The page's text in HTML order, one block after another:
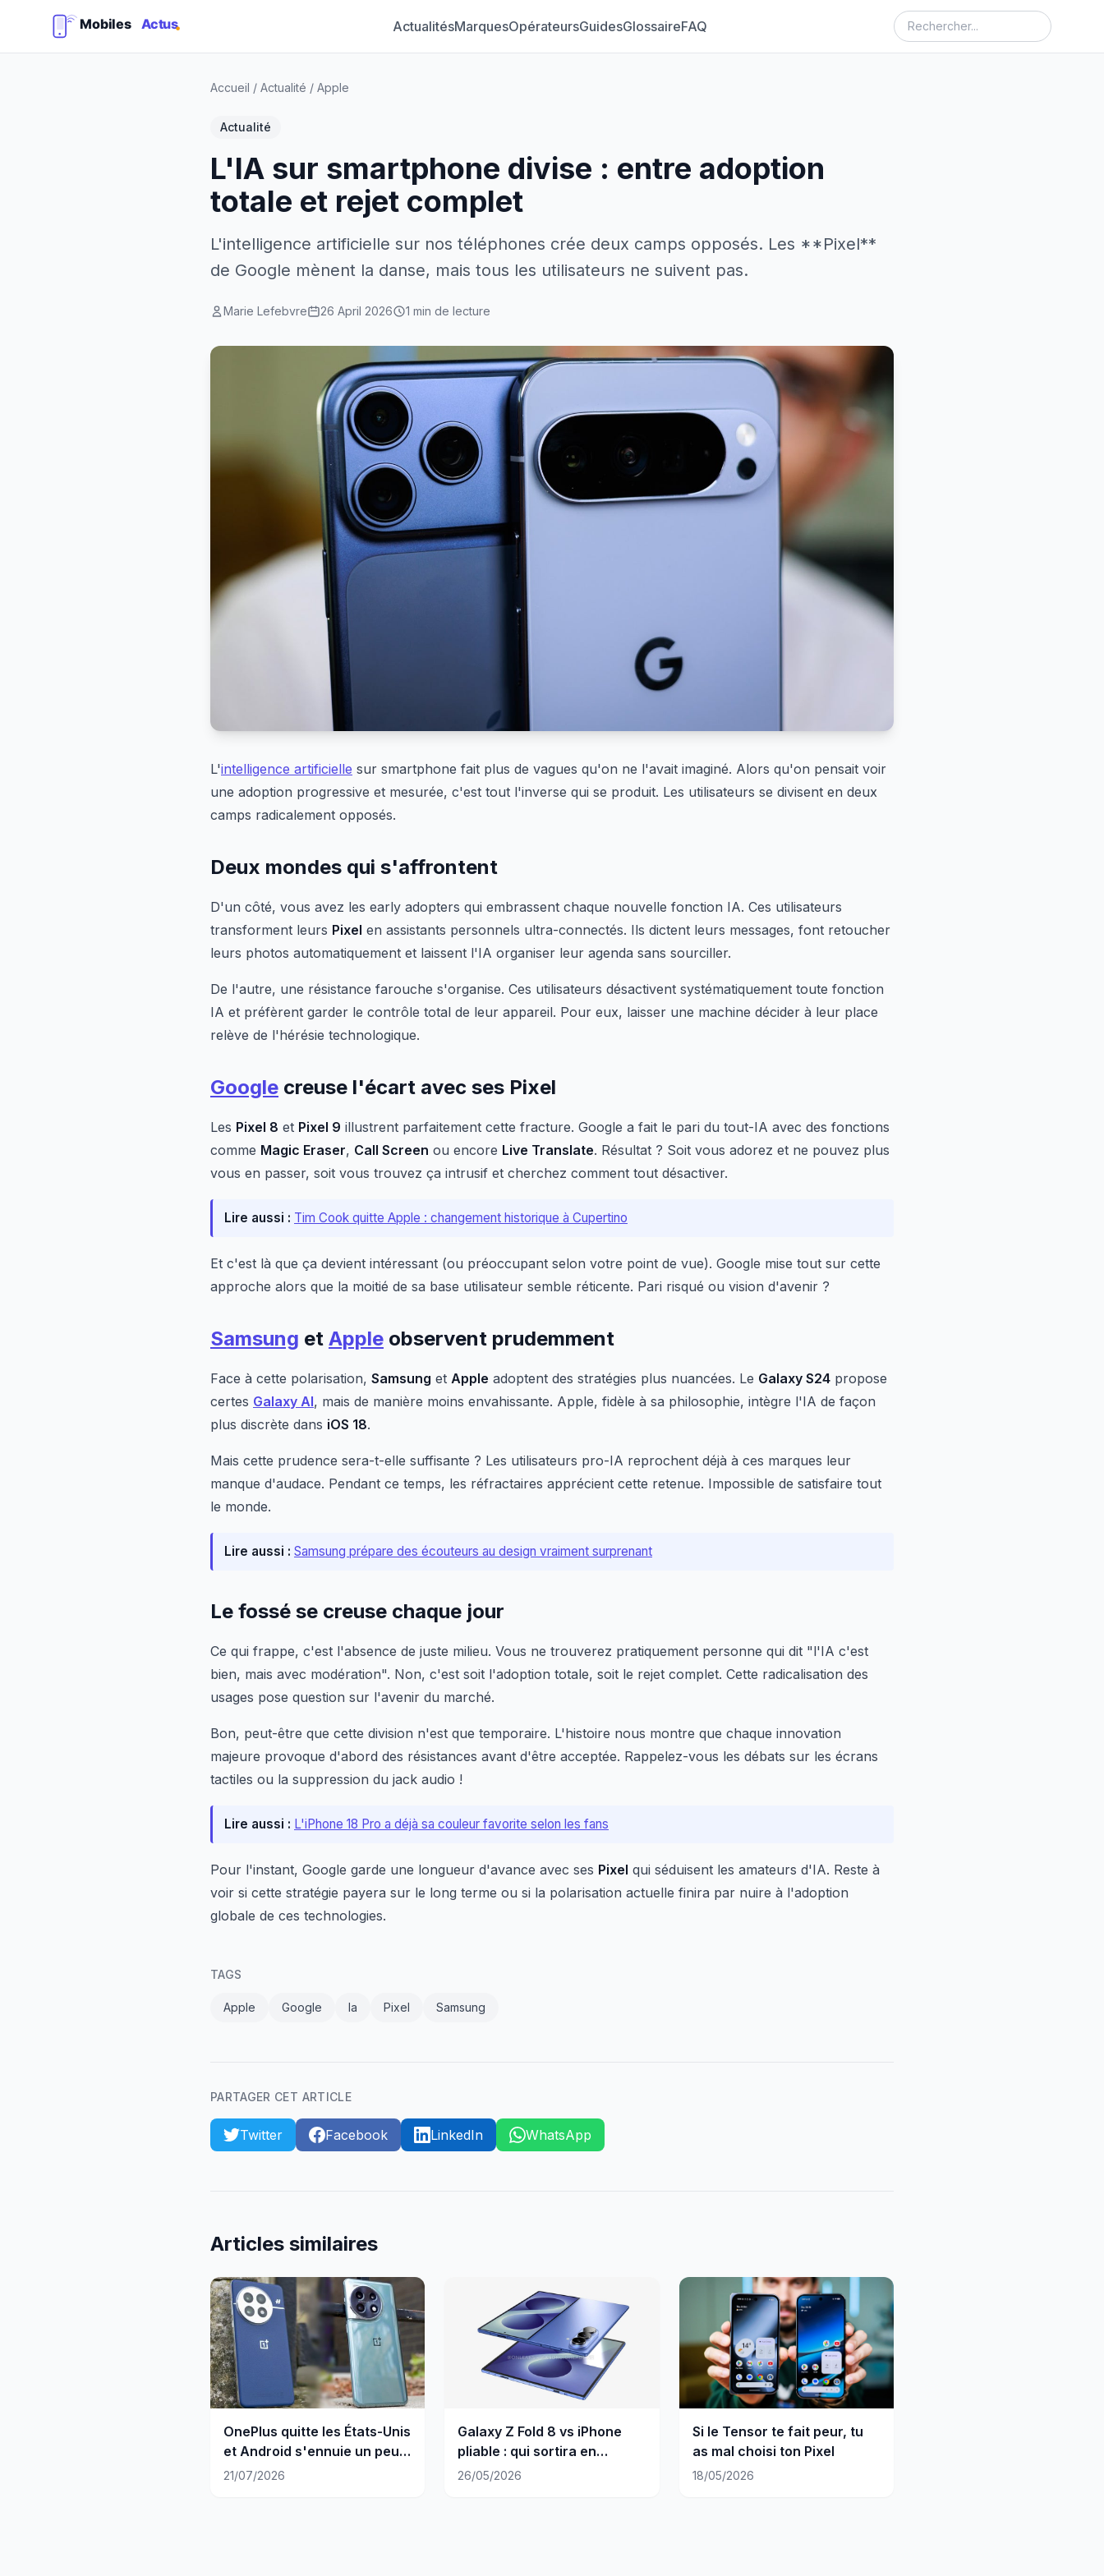
ActualitésMarquesOpérateursGuidesGlossaireFAQ
Accueil / Actualité / Apple
Actualité
L'IA sur smartphone divise : entre adoption
totale et rejet complet
L'intelligence artificielle sur nos téléphones crée deux camps opposés. Les **Pixel**
de Google mènent la danse, mais tous les utilisateurs ne suivent pas.
Marie Lefebvre 26 April 2026 1 min de lecture
L'intelligence artificielle sur smartphone fait plus de vagues qu'on ne l'avait imaginé. Alors qu'on pensait voir
une adoption progressive et mesurée, c'est tout l'inverse qui se produit. Les utilisateurs se divisent en deux
camps radicalement opposés.
Deux mondes qui s'affrontent
D'un côté, vous avez les early adopters qui embrassent chaque nouvelle fonction IA. Ces utilisateurs
transforment leurs Pixel en assistants personnels ultra-connectés. Ils dictent leurs messages, font retoucher
leurs photos automatiquement et laissent l'IA organiser leur agenda sans sourciller.
De l'autre, une résistance farouche s'organise. Ces utilisateurs désactivent systématiquement toute fonction
IA et préfèrent garder le contrôle total de leur appareil. Pour eux, laisser une machine décider à leur place
relève de l'hérésie technologique.
Google creuse l'écart avec ses Pixel
Les Pixel 8 et Pixel 9 illustrent parfaitement cette fracture. Google a fait le pari du tout-IA avec des fonctions
comme Magic Eraser, Call Screen ou encore Live Translate. Résultat ? Soit vous adorez et ne pouvez plus
vous en passer, soit vous trouvez ça intrusif et cherchez comment tout désactiver.
Lire aussi : Tim Cook quitte Apple : changement historique à Cupertino
Et c'est là que ça devient intéressant (ou préoccupant selon votre point de vue). Google mise tout sur cette
approche alors que la moitié de sa base utilisateur semble réticente. Pari risqué ou vision d'avenir ?
Samsung et Apple observent prudemment
Face à cette polarisation, Samsung et Apple adoptent des stratégies plus nuancées. Le Galaxy S24 propose
certes Galaxy AI, mais de manière moins envahissante. Apple, fidèle à sa philosophie, intègre l'IA de façon
plus discrète dans iOS 18.
Mais cette prudence sera-t-elle suffisante ? Les utilisateurs pro-IA reprochent déjà à ces marques leur
manque d'audace. Pendant ce temps, les réfractaires apprécient cette retenue. Impossible de satisfaire tout
le monde.
Lire aussi : Samsung prépare des écouteurs au design vraiment surprenant
Le fossé se creuse chaque jour
Ce qui frappe, c'est l'absence de juste milieu. Vous ne trouverez pratiquement personne qui dit "l'IA c'est
bien, mais avec modération". Non, c'est soit l'adoption totale, soit le rejet complet. Cette radicalisation des
usages pose question sur l'avenir du marché.
Bon, peut-être que cette division n'est que temporaire. L'histoire nous montre que chaque innovation
majeure provoque d'abord des résistances avant d'être acceptée. Rappelez-vous les débats sur les écrans
tactiles ou la suppression du jack audio !
Lire aussi : L'iPhone 18 Pro a déjà sa couleur favorite selon les fans
Pour l'instant, Google garde une longueur d'avance avec ses Pixel qui séduisent les amateurs d'IA. Reste à
voir si cette stratégie payera sur le long terme ou si la polarisation actuelle finira par nuire à l'adoption
globale de ces technologies.
TAGS
Apple Google Ia Pixel Samsung
PARTAGER CET ARTICLE
Twitter Facebook LinkedIn WhatsApp
Articles similaires
OnePlus quitte les États-Unis
et Android s'ennuie un peu
plus
21/07/2026
Galaxy Z Fold 8 vs iPhone
pliable : qui sortira en
premier ?
26/05/2026
Si le Tensor te fait peur, tu
as mal choisi ton Pixel
18/05/2026